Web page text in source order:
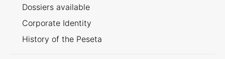
Dossiers available
Corporate Identity
History of the Peseta